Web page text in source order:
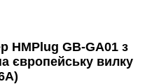
HMPlug GB-GA01 з
європейську вилку